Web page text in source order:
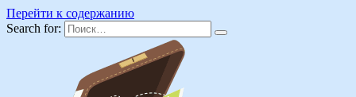
Перейти к содержанию
Search for: